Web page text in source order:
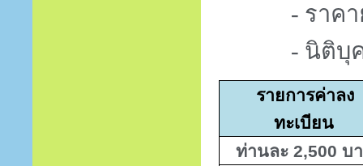
- ราค
- นิติบุ
รายการค่าลง
ทะเบียน
ท่านละ 2,500 บ